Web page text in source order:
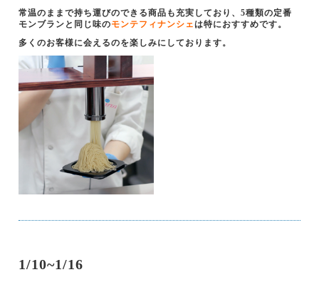
常温のままで持ち運びのできる商品も充実しており、5種類の定番
モンブランと同じ味のモンテフィナンシェは特におすすめです。
多くのお客様に会えるのを楽しみにしております。
1/10~1/16